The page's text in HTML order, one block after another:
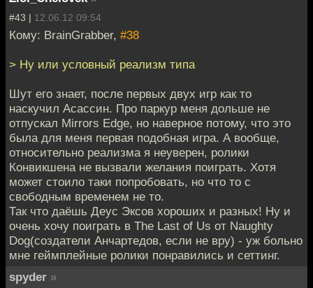
#43 | 12.06.12 09:54
Кому: BrainGrabber, #38
> Ну или условный реализм типа
Шут его знает, после первых двух игр как то
наскучил Асассин. Про паркур меня дольше не
отпускал Mirrors Edge, но наверное потому, что это
была для меня первая подобная игра. А вообще,
относительно реализма я неуверен, ролики
Конвикшена не вызвали желания поиграть. Хотя
может стоило таки попробовать, но что то с
свободным временем не то.
Так что даёшь Деус Эксов хороших и разных! Ну и
очень хочу поиграть в The Last of Us от Naughty
Dog(создатели Анчартедов, если не вру) - уж больно
мне геймплейные ролики понравились и сеттинг.
spyder »